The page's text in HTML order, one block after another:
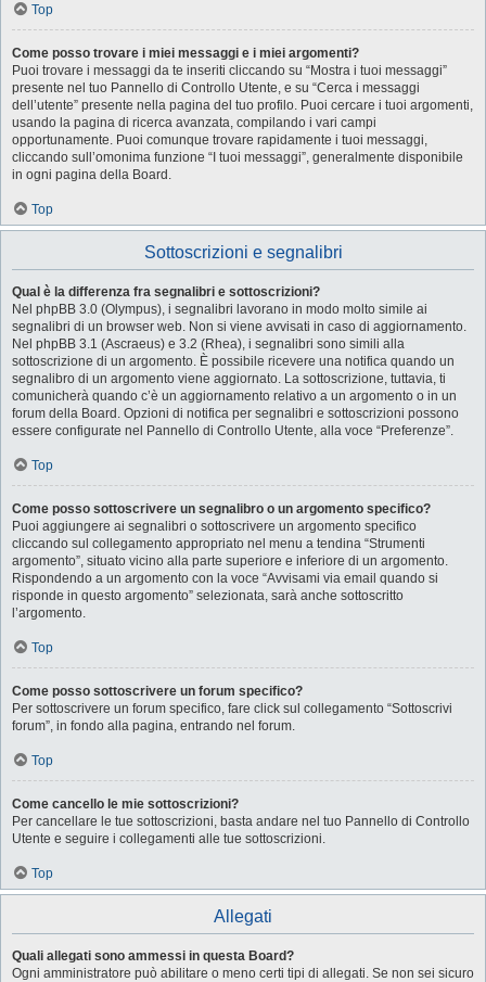
Top
Come posso trovare i miei messaggi e i miei argomenti?
Puoi trovare i messaggi da te inseriti cliccando su “Mostra i tuoi messaggi”
presente nel tuo Pannello di Controllo Utente, e su “Cerca i messaggi
dell’utente” presente nella pagina del tuo profilo. Puoi cercare i tuoi argomenti,
usando la pagina di ricerca avanzata, compilando i vari campi
opportunamente. Puoi comunque trovare rapidamente i tuoi messaggi,
cliccando sull’omonima funzione “I tuoi messaggi”, generalmente disponibile
in ogni pagina della Board.
Top
Sottoscrizioni e segnalibri
Qual è la differenza fra segnalibri e sottoscrizioni?
Nel phpBB 3.0 (Olympus), i segnalibri lavorano in modo molto simile ai
segnalibri di un browser web. Non si viene avvisati in caso di aggiornamento.
Nel phpBB 3.1 (Ascraeus) e 3.2 (Rhea), i segnalibri sono simili alla
sottoscrizione di un argomento. È possibile ricevere una notifica quando un
segnalibro di un argomento viene aggiornato. La sottoscrizione, tuttavia, ti
comunicherà quando c’è un aggiornamento relativo a un argomento o in un
forum della Board. Opzioni di notifica per segnalibri e sottoscrizioni possono
essere configurate nel Pannello di Controllo Utente, alla voce “Preferenze”.
Top
Come posso sottoscrivere un segnalibro o un argomento specifico?
Puoi aggiungere ai segnalibri o sottoscrivere un argomento specifico
cliccando sul collegamento appropriato nel menu a tendina “Strumenti
argomento”, situato vicino alla parte superiore e inferiore di un argomento.
Rispondendo a un argomento con la voce “Avvisami via email quando si
risponde in questo argomento” selezionata, sarà anche sottoscritto
l’argomento.
Top
Come posso sottoscrivere un forum specifico?
Per sottoscrivere un forum specifico, fare click sul collegamento “Sottoscrivi
forum”, in fondo alla pagina, entrando nel forum.
Top
Come cancello le mie sottoscrizioni?
Per cancellare le tue sottoscrizioni, basta andare nel tuo Pannello di Controllo
Utente e seguire i collegamenti alle tue sottoscrizioni.
Top
Allegati
Quali allegati sono ammessi in questa Board?
Ogni amministratore può abilitare o meno certi tipi di allegati. Se non sei sicuro